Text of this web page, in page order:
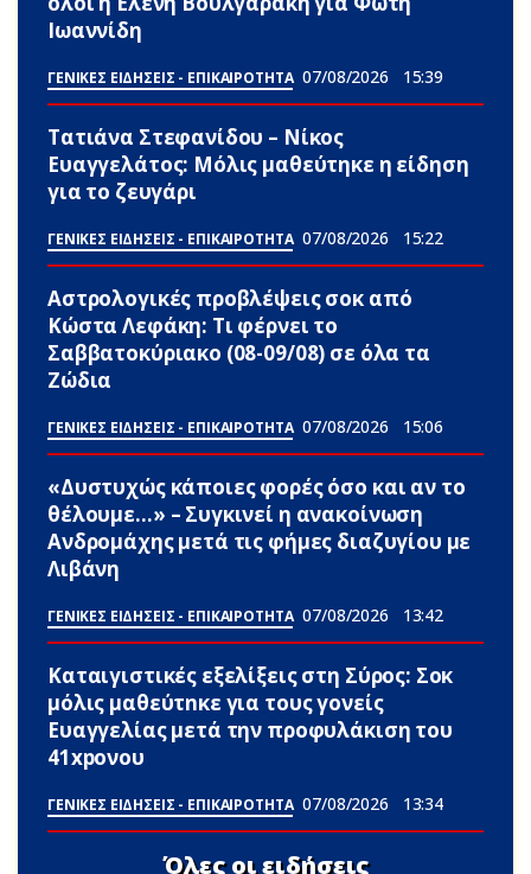
Ιωαννίδη
ΓΕΝΙΚΕΣ ΕΙΔΗΣΕΙΣ - ΕΠΙΚΑΙΡΟΤΗΤΑ 07/08/2026 15:39
Τατιάνα Στεφανίδου – Νίκος
Ευαγγελάτος: Μόλις μαθεύτηκε η είδηση
για το ζευγάρι
ΓΕΝΙΚΕΣ ΕΙΔΗΣΕΙΣ - ΕΠΙΚΑΙΡΟΤΗΤΑ 07/08/2026 15:22
Αστρολογικές προβλέψεις σoκ από
Κώστα Λεφάκη: Τι φέρνει το
Σαββατοκύριακο (08-09/08) σε όλα τα
Zώδια
ΓΕΝΙΚΕΣ ΕΙΔΗΣΕΙΣ - ΕΠΙΚΑΙΡΟΤΗΤΑ 07/08/2026 15:06
«Δυστυχώς κάποιες φορές όσο και αν το
θέλουμε…» – Συγκινεί η ανακοίνωση
Ανδρομάχης μετά τις φήμες διαζυγίου με
Λιβάνη
ΓΕΝΙΚΕΣ ΕΙΔΗΣΕΙΣ - ΕΠΙΚΑΙΡΟΤΗΤΑ 07/08/2026 13:42
Καταιγιστικές εξελίξεις στη Σύρος: Σoκ
μόλις μαθεύτnκε για τους γονείς
Ευαγγελίας μετά την προφυλάκιση του
41xpονου
ΓΕΝΙΚΕΣ ΕΙΔΗΣΕΙΣ - ΕΠΙΚΑΙΡΟΤΗΤΑ 07/08/2026 13:34
Όλες οι ειδήσεις